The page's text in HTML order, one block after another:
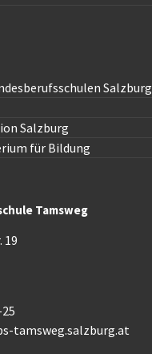
Salzburg
Salzburg
für Bildung
Tamsweg
19
tamsweg.salzburg.at